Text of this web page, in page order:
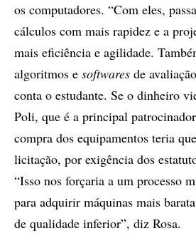
os computadores. “Com eles,
cálculos com mais rapidez e a
mais eficiência e agilidade.
algoritmos e softwares de
conta o estudante. Se o dinheiro
Poli, que é a principal
compra dos equipamentos teria
licitação, por exigência dos
“Isso nos forçaria a um processo
para adquirir máquinas mais
de qualidade inferior”, diz Rosa.